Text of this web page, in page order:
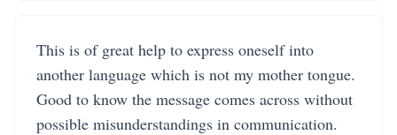
This is of great help to express oneself into
another language which is not my mother tongue.
Good to know the message comes across without
possible misunderstandings in communication.